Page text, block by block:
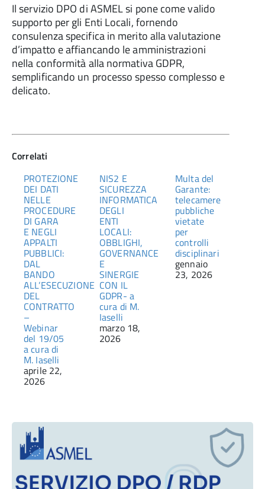
Il servizio DPO di ASMEL si pone come valido
supporto per gli Enti Locali, fornendo
consulenza specifica in merito alla valutazione
d’impatto e affiancando le amministrazioni
nella conformità alla normativa GDPR,
semplificando un processo spesso complesso e
delicato.
Correlati
PROTEZIONE
DEI DATI
NELLE
PROCEDURE
DI GARA
E NEGLI
APPALTI
PUBBLICI:
DAL
BANDO
ALL’ESECUZIONE
DEL
CONTRATTO
–
Webinar
del 19/05
a cura di
M. Iaselli
aprile 22,
2026
NIS2 E
SICUREZZA
INFORMATICA
DEGLI
ENTI
LOCALI:
OBBLIGHI,
GOVERNANCE
E
SINERGIE
CON IL
GDPR- a
cura di M.
Iaselli
marzo 18,
2026
Multa del
Garante:
telecamere
pubbliche
vietate
per
controlli
disciplinari
gennaio
23, 2026